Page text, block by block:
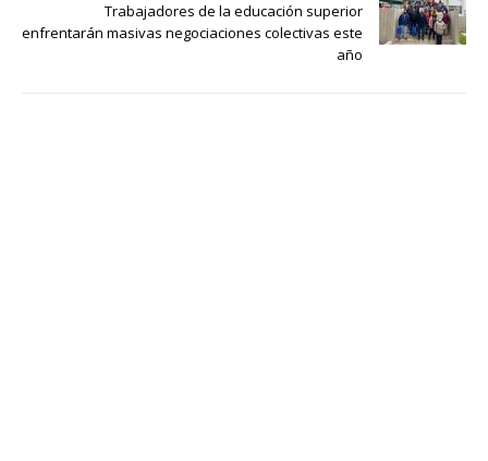
Trabajadores de la educación superior
enfrentarán masivas negociaciones colectivas este
año